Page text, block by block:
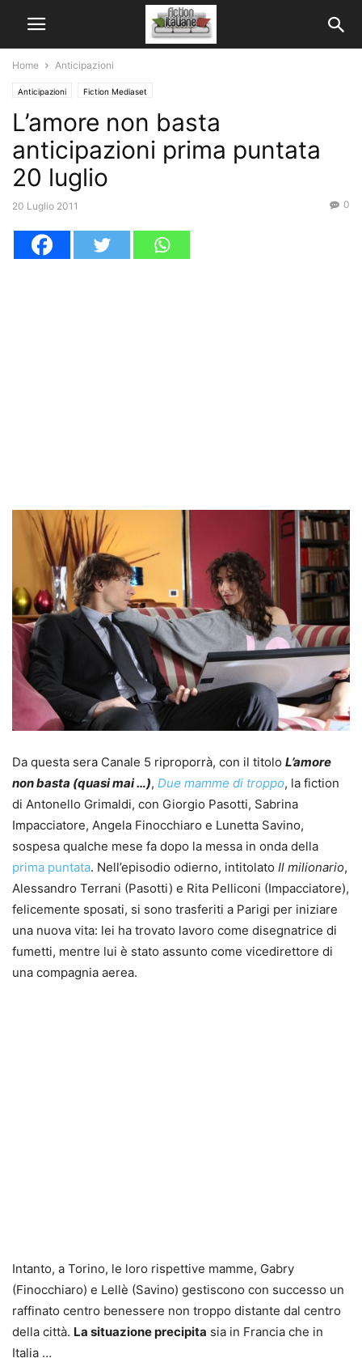
Home Anticipazioni
Anticipazioni Fiction Mediaset
L’amore non basta
anticipazioni prima puntata
20 luglio
20 Luglio 2011 0
Da questa sera Canale 5 riproporrà, con il titolo L’amore
non basta (quasi mai …), Due mamme di troppo, la fiction
di Antonello Grimaldi, con Giorgio Pasotti, Sabrina
Impacciatore, Angela Finocchiaro e Lunetta Savino,
sospesa qualche mese fa dopo la messa in onda della
prima puntata. Nell’episodio odierno, intitolato Il milionario,
Alessandro Terrani (Pasotti) e Rita Pelliconi (Impacciatore),
felicemente sposati, si sono trasferiti a Parigi per iniziare
una nuova vita: lei ha trovato lavoro come disegnatrice di
fumetti, mentre lui è stato assunto come vicedirettore di
una compagnia aerea.
Intanto, a Torino, le loro rispettive mamme, Gabry
(Finocchiaro) e Lellè (Savino) gestiscono con successo un
raffinato centro benessere non troppo distante dal centro
della città. La situazione precipita sia in Francia che in
Italia …